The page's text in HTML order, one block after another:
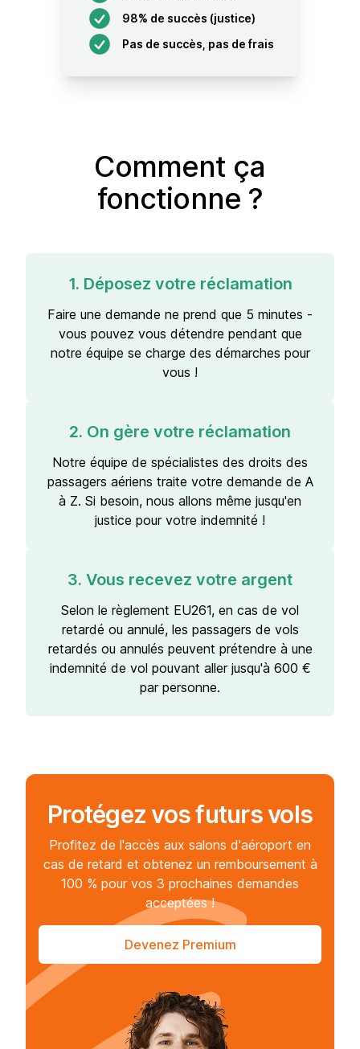
98% de succès (justice)
Pas de succès, pas de frais
Comment ça
fonctionne ?
1. Déposez votre réclamation
Faire une demande ne prend que 5 minutes -
vous pouvez vous détendre pendant que
notre équipe se charge des démarches pour
vous !
2. On gère votre réclamation
Notre équipe de spécialistes des droits des
passagers aériens traite votre demande de A
à Z. Si besoin, nous allons même jusqu'en
justice pour votre indemnité !
3. Vous recevez votre argent
Selon le règlement EU261, en cas de vol
retardé ou annulé, les passagers de vols
retardés ou annulés peuvent prétendre à une
indemnité de vol pouvant aller jusqu'à 600 €
par personne.
Protégez vos futurs vols
Profitez de l'accès aux salons d'aéroport en
cas de retard et obtenez un remboursement à
100 % pour vos 3 prochaines demandes
acceptées !
Devenez Premium